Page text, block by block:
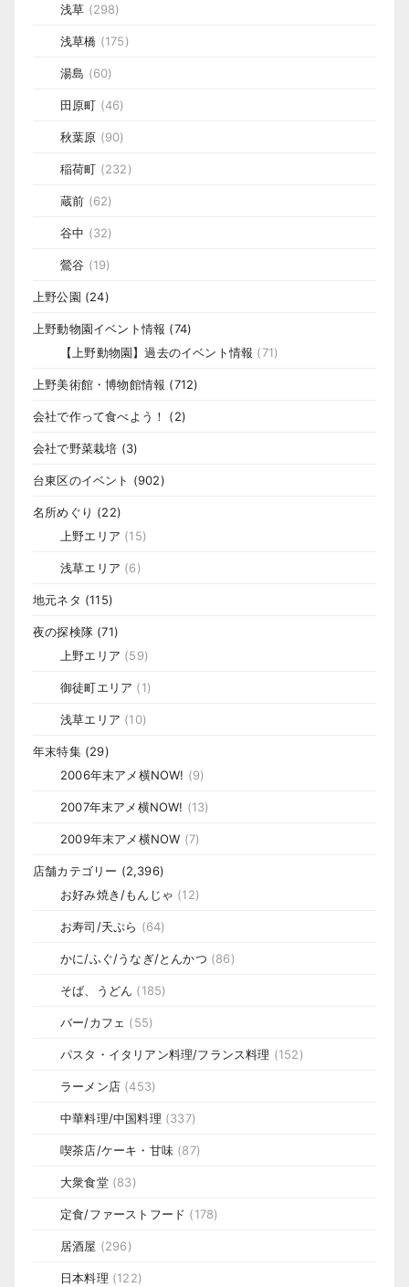
浅草 (298)
浅草橋 (175)
湯島 (60)
田原町 (46)
秋葉原 (90)
稲荷町 (232)
蔵前 (62)
谷中 (32)
鶯谷 (19)
上野公園 (24)
上野動物園イベント情報 (74)
【上野動物園】過去のイベント情報 (71)
上野美術館・博物館情報 (712)
会社で作って食べよう！ (2)
会社で野菜栽培 (3)
台東区のイベント (902)
名所めぐり (22)
上野エリア (15)
浅草エリア (6)
地元ネタ (115)
夜の探検隊 (71)
上野エリア (59)
御徒町エリア (1)
浅草エリア (10)
年末特集(29)
2006年末アメ横NOW! (9)
2007年末アメ横NOW! (13)
2009年末アメ横NOW (7)
店舗カテゴリー (2,396)
お好み焼き/もんじゃ (12)
お寿司/天ぷら (64)
かに/ふぐ/うなぎ/とんかつ (86)
そば、うどん (185)
バー/カフェ (55)
パスタ・イタリアン料理/フランス料理 (152)
ラーメン店 (453)
中華料理/中国料理 (337)
喫茶店/ケーキ・甘味 (87)
大衆食堂(83)
定食/ファーストフード (178)
居酒屋 (296)
日本料理 (122)